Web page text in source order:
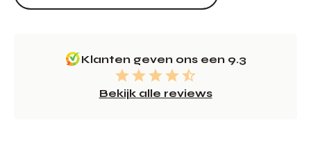
Klanten geven ons een 9.3
Bekijk alle reviews